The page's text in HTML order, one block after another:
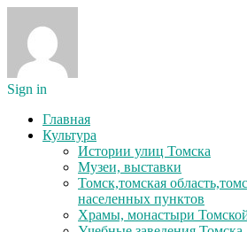
Sign in
Главная
Культура
Истории улиц Томска
Музеи, выставки
Томск,томская
населенных пунктов
Храмы, монастыри